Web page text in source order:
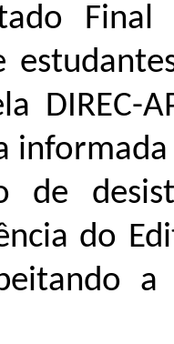
de
do